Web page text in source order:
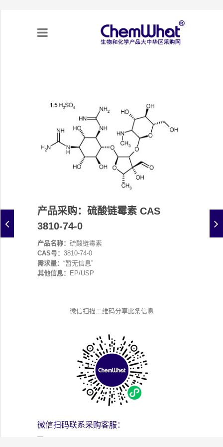
产品需求
不可靠实体清单（UEL）
产品采购：硫酸链霉素 CAS
3810-74-0
产品名称： 硫酸链霉素
CAS号： 3810-74-0
需求量： “暂无信息”
其他信息： EP/USP
微信扫描二维码分享此条信息
微信扫码联系采购客服：